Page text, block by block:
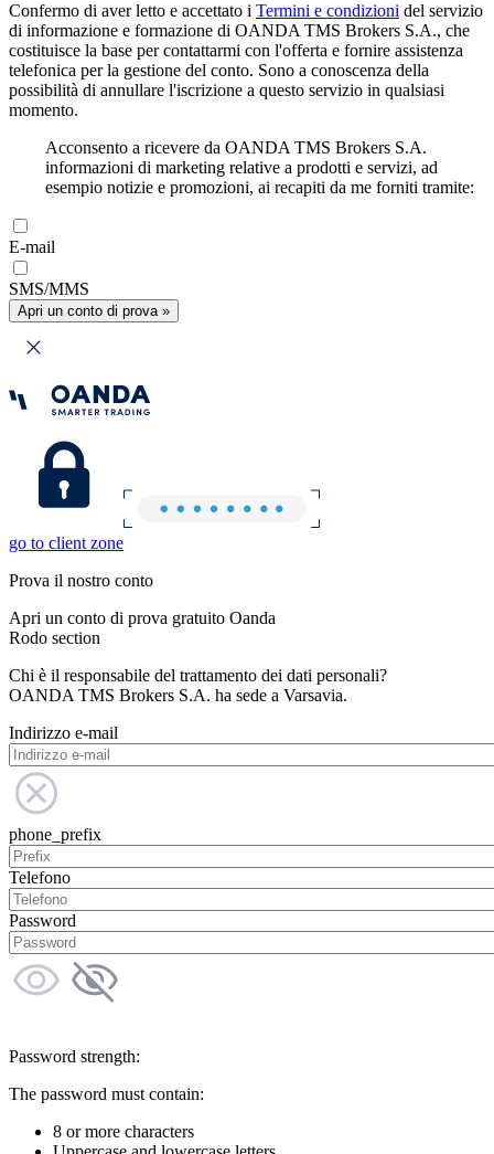
Confermo di aver letto e accettato i Termini e condizioni del servizio
di informazione e formazione di OANDA TMS Brokers S.A., che
costituisce la base per contattarmi con l'offerta e fornire assistenza
telefonica per la gestione del conto. Sono a conoscenza della
possibilità di annullare l'iscrizione a questo servizio in qualsiasi
momento.
Acconsento a ricevere da OANDA TMS Brokers S.A.
informazioni di marketing relative a prodotti e servizi, ad
esempio notizie e promozioni, ai recapiti da me forniti tramite:
E-mail
SMS/MMS
Apri un conto di prova »
go to client zone
Prova il nostro conto
Apri un conto di prova gratuito Oanda
Rodo section
Chi è il responsabile del trattamento dei dati personali?
OANDA TMS Brokers S.A. ha sede a Varsavia.
Indirizzo e-mail
phone_prefix
Telefono
Password
Password strength:
The password must contain:
8 or more characters